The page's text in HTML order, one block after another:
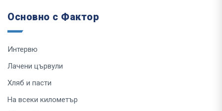
Основно с Фактор
Интервю
Лачени цървули
Хляб и пасти
На всеки километър